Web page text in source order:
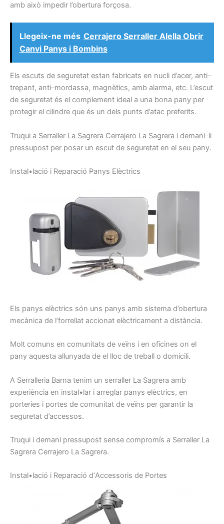
amb això impedir l’obertura forçosa.
Llegeix-ne més Cerrajero Serraller Alella Obrir
Canvi Panys i Bombins
Els escuts de seguretat estan fabricats en nucli d’acer, anti–
trepant, anti–mordassa, magnètics, amb alarma, etc. L’escut
de seguretat és el complement ideal a una bona pany per
protegir el cilindre que és un dels punts d’atac preferits.
Truqui a Serraller La Sagrera Cerrajero La Sagrera i demani-li
pressupost per posar un escut de seguretat en el seu pany.
Instal•lació i Reparació Panys Elèctrics
Els panys elèctrics són uns panys amb sistema d’obertura
mecànica de l’forrellat accionat elèctricament a distància.
Molt comuns en comunitats de veïns i en oficines on el
pany aquesta allunyada de el lloc de treball o domicili.
A Serralleria Barna tenim un serraller La Sagrera amb
experiència en instal•lar i arreglar panys elèctrics, en
porteries i portes de comunitat de veïns per garantir la
seguretat d’accessos.
Truqui i demani pressupost sense compromís a Serraller La
Sagrera Cerrajero La Sagrera.
Instal•lació i Reparació d’Accessoris de Portes